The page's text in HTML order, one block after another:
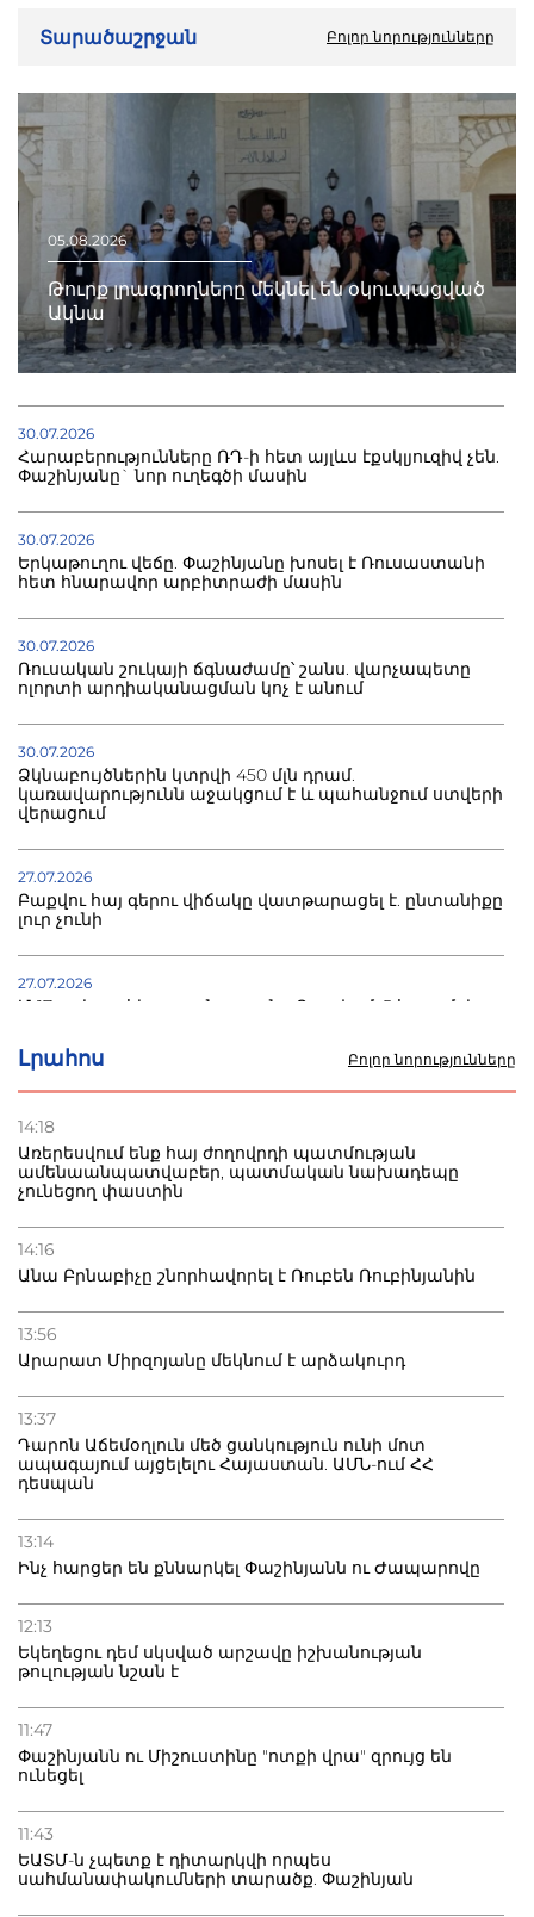
Լրահոս Բոլոր նորությունները
14:18
Առերեսվում ենք հայ ժողովրդի պատմության
ամենաանպատվաբեր, պատմական նախադեպը
չունեցող փաստին
14:16
Անա Բրնաբիչը շնորհավորել է Ռուբեն Ռուբինյանին
13:56
Արարատ Միրզոյանը մեկնում է արձակուրդ
13:37
Դարոն Աճեմօղլուն մեծ ցանկություն ունի մոտ
ապագայում այցելելու Հայաստան. ԱՄՆ-ում ՀՀ
դեսպան
13:14
Ինչ հարցեր են քննարկել Փաշինյանն ու Ժապարովը
12:13
Եկեղեցու դեմ սկսված արշավը իշխանության
թուլության նշան է
11:47
Փաշինյանն ու Միշուստինը "ոտքի վրա" զրույց են
ունեցել
11:43
ԵԱՏՄ-ն չպետք է դիտարկվի որպես
սահմանափակումների տարածք. Փաշինյան
Տարածաշրջան Բոլոր նորությունները
05.08.2026
Թուրք լրագրողները մեկնել են օկուպացված
Ակնա
30.07.2026
Հարաբերությունները ՌԴ-ի հետ այլևս էքսկլյուզիվ չեն.
Փաշինյանը` նոր ուղեգծի մասին
30.07.2026
Երկաթուղու վեճը. Փաշինյանը խոսել է Ռուսաստանի
հետ հնարավոր արբիտրաժի մասին
30.07.2026
Ռուսական շուկայի ճգնաժամը՝ շանս. վարչապետը
ոլորտի արդիականացման կոչ է անում
30.07.2026
Ձկնաբույծներին կտրվի 450 մլն դրամ.
կառավարությունն աջակցում է և պահանջում ստվերի
վերացում
27.07.2026
Բաքվու հայ գերու վիճակը վատթարացել է. ընտանիքը
լուր չունի
27.07.2026
Մ-17 աշխարհի առաջնությունը Բաքվում. 5 հայ ըմբիշ
22.07.2026
տուժածներ կան
21.07.2026
Բաքվի բանտից գեներալ Մանուկյանը դիմել է
Փաշինյանին